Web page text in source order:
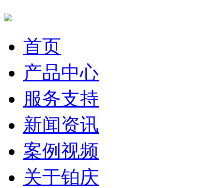
首页
产品中心
服务支持
新闻资讯
案例视频
关于铂庆